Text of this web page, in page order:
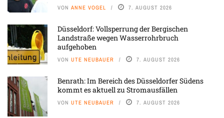
VON ANNE VOGEL 7. AUGUST 2026
Düsseldorf: Vollsperrung der Bergischen
Landstraße wegen Wasserrohrbruch
aufgehoben
VON UTE NEUBAUER 7. AUGUST 2026
Benrath: Im Bereich des Düsseldorfer Südens
kommt es aktuell zu Stromausfällen
VON UTE NEUBAUER 7. AUGUST 2026